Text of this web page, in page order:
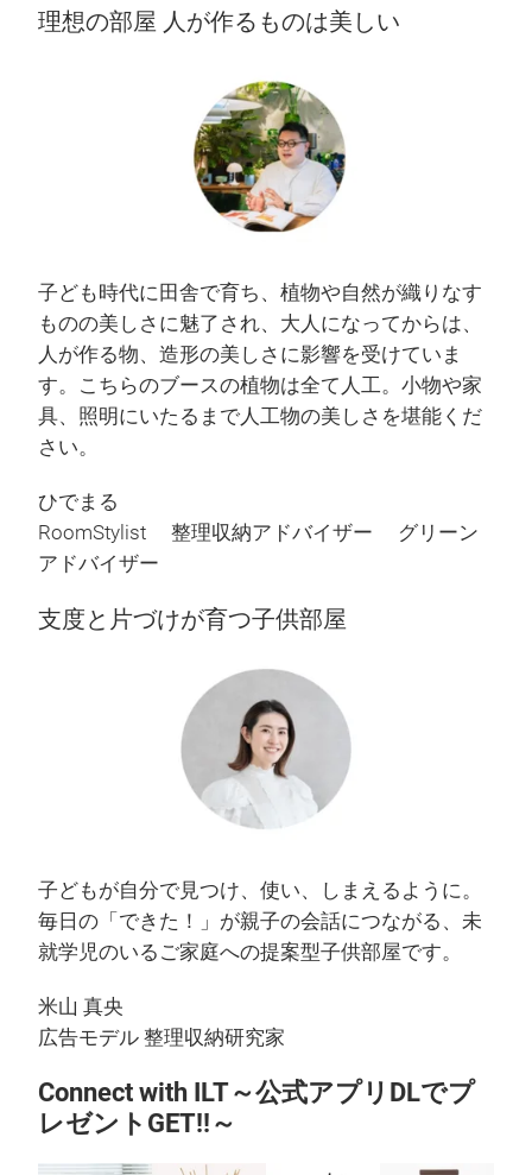
理想の部屋 人が作るものは美しい
子ども時代に田舎で育ち、植物や自然が織りなす
ものの美しさに魅了され、大人になってからは、
人が作る物、造形の美しさに影響を受けていま
す。こちらのブースの植物は全て人工。小物や家
具、照明にいたるまで人工物の美しさを堪能くだ
さい。
ひでまる
RoomStylist 整理収納アドバイザー グリーン
アドバイザー
支度と片づけが育つ子供部屋
子どもが自分で見つけ、使い、しまえるように。
毎日の「できた！」が親子の会話につながる、未
就学児のいるご家庭への提案型子供部屋です。
米山 真央
広告モデル 整理収納研究家
Connect with ILT～公式アプリDLでプ
レゼントGET!!～